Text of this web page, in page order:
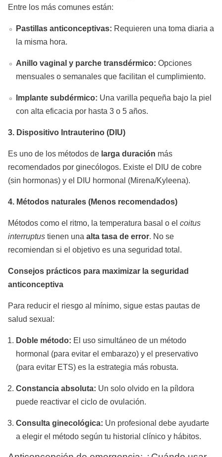
Entre los más comunes están:
Pastillas anticonceptivas: Requieren una toma diaria a
la misma hora.
Anillo vaginal y parche transdérmico: Opciones
mensuales o semanales que facilitan el cumplimiento.
Implante subdérmico: Una varilla pequeña bajo la piel
con alta eficacia por hasta 3 o 5 años.
3. Dispositivo Intrauterino (DIU)
Es uno de los métodos de larga duración más
recomendados por ginecólogos. Existe el DIU de cobre
(sin hormonas) y el DIU hormonal (Mirena/Kyleena).
4. Métodos naturales (Menos recomendados)
Métodos como el ritmo, la temperatura basal o el coitus
interruptus tienen una alta tasa de error. No se
recomiendan si el objetivo es una seguridad total.
Consejos prácticos para maximizar la seguridad
anticonceptiva
Para reducir el riesgo al mínimo, sigue estas pautas de
salud sexual:
Doble método: El uso simultáneo de un método
hormonal (para evitar el embarazo) y el preservativo
(para evitar ETS) es la estrategia más robusta.
Constancia absoluta: Un solo olvido en la píldora
puede reactivar el ciclo de ovulación.
Consulta ginecológica: Un profesional debe ayudarte
a elegir el método según tu historial clínico y hábitos.